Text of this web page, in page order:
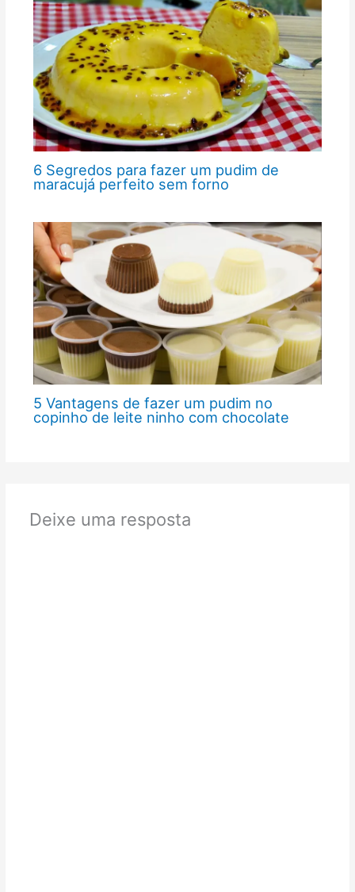
6 Segredos para fazer um pudim de
maracujá perfeito sem forno
5 Vantagens de fazer um pudim no
copinho de leite ninho com chocolate
Deixe uma resposta